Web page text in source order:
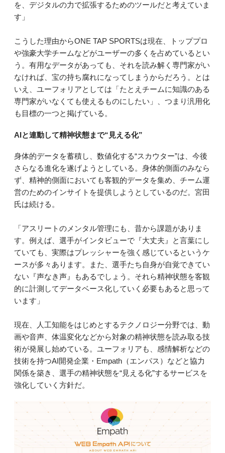
を、デジタルの力で拡張するためのツールだと考えていま
す」
こうした理由からONE TAP SPORTSは現在、トッププロ
や強豪大学チームなどがユーザーの多くを占めているとい
う。有用なデータがあっても、それを読み解く専門家がい
なければ、宝の持ち腐れになってしまうからだろう。とは
いえ、ユーフォリアとしては「たとえチームに知識のある
専門家がいなくても使えるものにしたい」、つまり汎用化
も目標の一つと掲げている。
AIと連動して精神状態まで“見える化”
身体的データを蓄積し、数値化する“スカウター”は、今後
さらなる進化を遂げようとしている。身体的側面のみなら
ず、精神的側面においても客観的データを集め、チーム運
営のためのインサイトを提供しようとしているのだ。宮田
氏は続ける。
「アスリートのメンタル管理にも、昔から課題がありま
す。例えば、選手がインタビューで『大丈夫』と言葉にし
ていても、実際はプレッシャーを強く感じているというケ
ースが多々あります。また、選手たち自身が自覚できてい
ない『声なき声』もあるでしょう。それら精神状態を客観
的に計測してデータベース化していく必要もあると思って
います」
現在、人工知能をはじめとするテクノロジー分野では、動
画や音声、体温変化などから対象の精神状態を読み取る技
術が発展し始めている。ユーフォリアも、感情解析などの
技術を持つAI開発企業・Empath（エンパス）などと協力
関係を築き、選手の精神状態を“見える化”するサービスを
強化していく方針だ。